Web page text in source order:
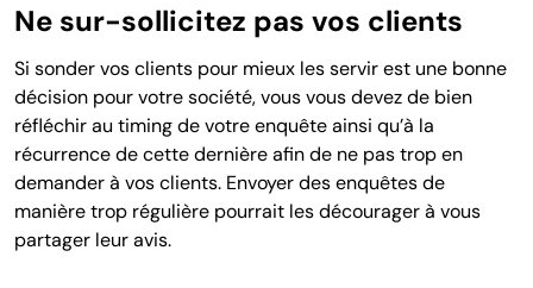
Ne sur-sollicitez pas vos clients
Si sonder vos clients pour mieux les servir est une bonne
décision pour votre société, vous vous devez de bien
réfléchir au timing de votre enquête ainsi qu’à la
récurrence de cette dernière afin de ne pas trop en
demander à vos clients. Envoyer des enquêtes de
manière trop régulière pourrait les décourager à vous
partager leur avis.